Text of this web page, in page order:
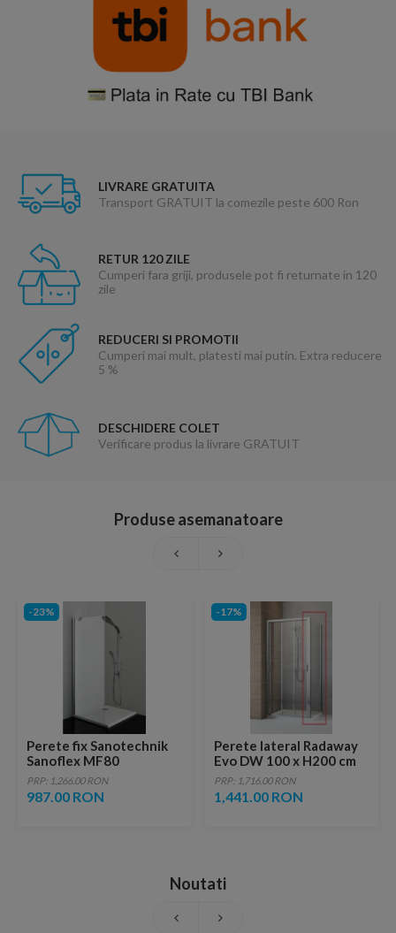
LIVRARE GRATUITA
Transport GRATUIT la comezile peste 600 Ron
RETUR 120 ZILE
Cumperi fara griji, produsele pot fi returnate in 120
zile
REDUCERI SI PROMOTII
Cumperi mai mult, platesti mai putin. Extra reducere
5 %
DESCHIDERE COLET
Verificare produs la livrare GRATUIT
Produse asemanatoare
-23%
Perete fix Sanotechnik
Sanoflex MF80
PRP: 1,266.00 RON
987.00 RON
-17%
Perete lateral Radaway
Evo DW 100 x H200 cm
PRP: 1,716.00 RON
1,441.00 RON
Noutati